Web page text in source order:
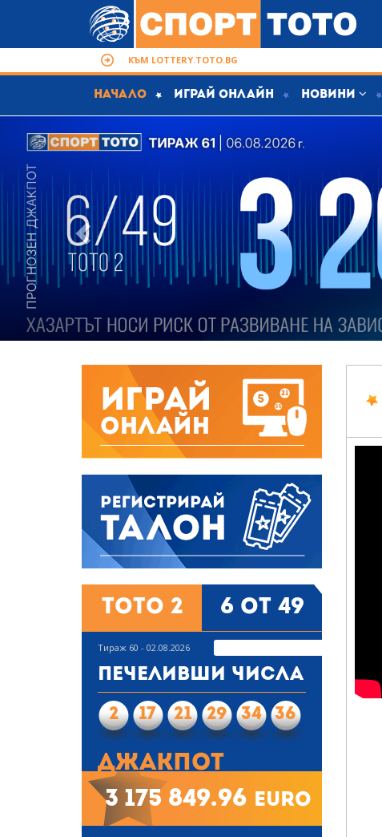
КЪМ LOTTERY.TOTO.BG
Начало Играй Онлайн Новини
Тото 2 6 от 49
Тираж 60 - 02.08.2026
Печеливши числа
2 17 21 29 34 36
Джакпот
3 175 849.96 euro